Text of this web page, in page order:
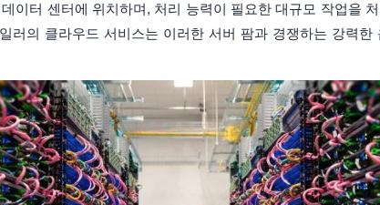
이터 센터에 위치하며, 처리 능력이 필요한 대규모 작업을
러의 클라우드 서비스는 이러한 서버 팜과 경쟁하는 강력한